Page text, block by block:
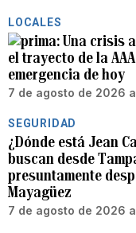
LOCALES
Una crisis
el trayecto de la
emergencia de hoy
7 de agosto de 2026 a
SEGURIDAD
¿Dónde está Jean
buscan desde
presuntamente
Mayagüez
7 de agosto de 2026 a